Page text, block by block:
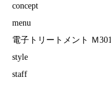
concept
menu
電子トリートメント Ｍ301
style
staff